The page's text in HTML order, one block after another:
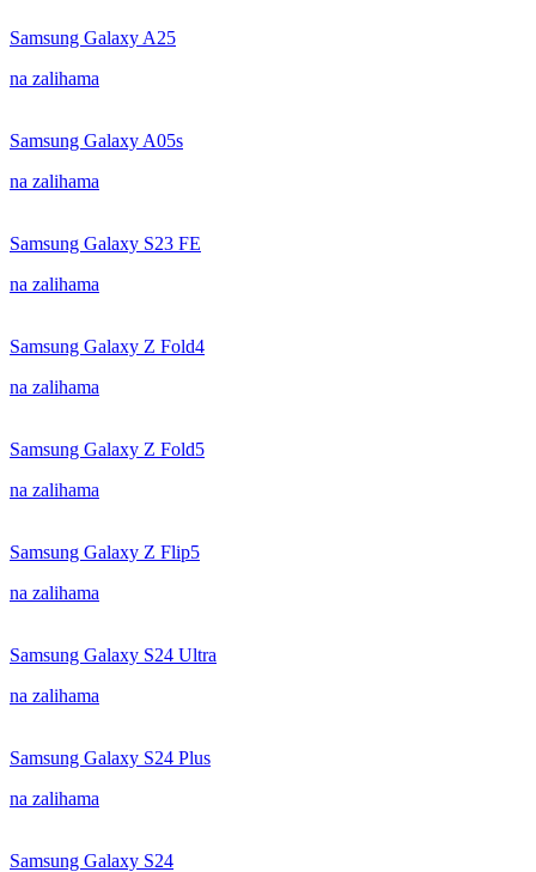
Samsung Galaxy A25
na zalihama
Samsung Galaxy A05s
na zalihama
Samsung Galaxy S23 FE
na zalihama
Samsung Galaxy Z Fold4
na zalihama
Samsung Galaxy Z Fold5
na zalihama
Samsung Galaxy Z Flip5
na zalihama
Samsung Galaxy S24 Ultra
na zalihama
Samsung Galaxy S24 Plus
na zalihama
Samsung Galaxy S24